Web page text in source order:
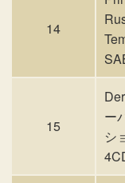
14
15
ー
シ